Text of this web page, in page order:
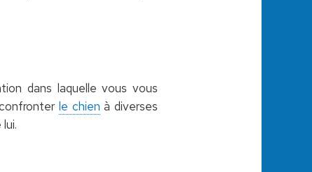
dans laquelle vous vous
confronterle chien à diverses